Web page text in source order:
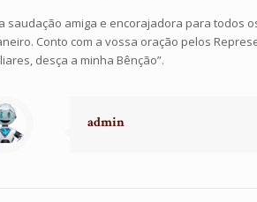
saudação amiga e encorajadora para todos
Conto com a vossa oração pelos
desça a minha Bênção”.
admin